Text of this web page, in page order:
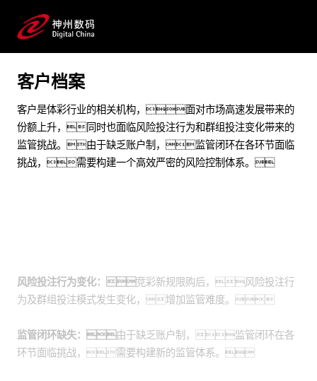
提升风控体系严密性，完善防控机制
客户档案
客户是体彩行业的相关机构，面对市场高速发展带来的
份额上升，同时也面临风险投注行为和群组投注变化带来的
监管挑战。由于缺乏账户制，监管闭环在各环节面临
挑战，需要构建一个高效严密的风险控制体系。
风险投注行为变化：竞彩新规限购后，风险投注行
为及群组投注模式发生变化，增加监管难度。
监管闭环缺失：由于缺乏账户制，监管闭环在各
环节面临挑战，需要构建新的监管体系。